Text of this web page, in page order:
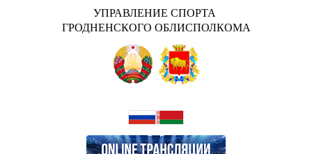
УПРАВЛЕНИЕ СПОРТА
ГРОДНЕНСКОГО ОБЛИСПОЛКОМА